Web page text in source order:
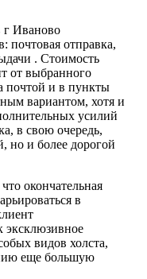
г Иваново
почтовая отправка,
. Стоимость
от выбранного
почтой и в пункты
вариантом, хотя и
усилий
в свою очередь,
но и более дорогой
окончательная
в
эксклюзивное
видов холста,
еще большую